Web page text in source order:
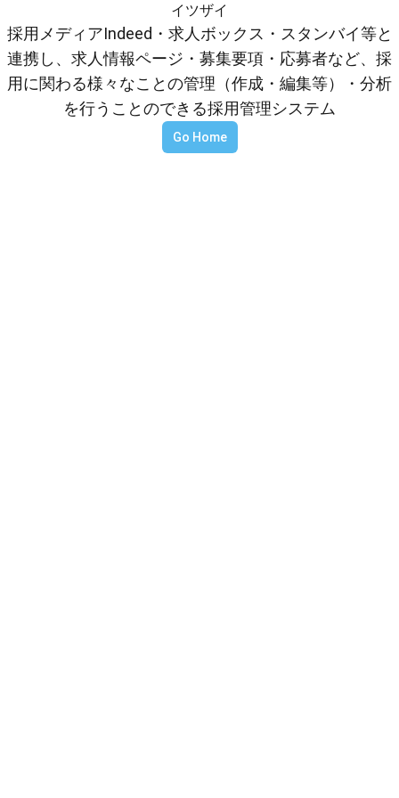
イツザイ
採用メディアIndeed・求人ボックス・スタンバイ等と
連携し、求人情報ページ・募集要項・応募者など、採
用に関わる様々なことの管理（作成・編集等）・分析
を行うことのできる採用管理システム
Go Home